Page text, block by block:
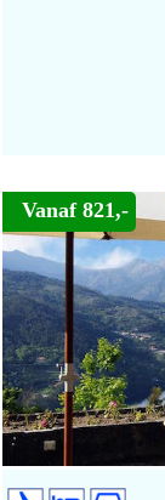
Vanaf 821,-